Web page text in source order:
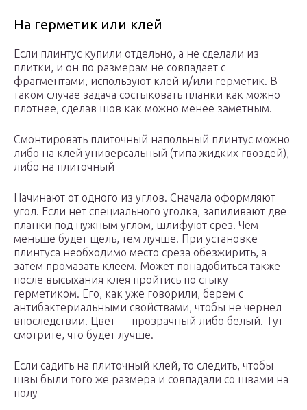
На герметик или клей
Если плинтус купили отдельно, а не сделали из
плитки, и он по размерам не совпадает с
фрагментами, используют клей и/или герметик. В
таком случае задача состыковать планки как можно
плотнее, сделав шов как можно менее заметным.
Смонтировать плиточный напольный плинтус можно
либо на клей универсальный (типа жидких гвоздей),
либо на плиточный
Начинают от одного из углов. Сначала оформляют
угол. Если нет специального уголка, запиливают две
планки под нужным углом, шлифуют срез. Чем
меньше будет щель, тем лучше. При установке
плинтуса необходимо место среза обезжирить, а
затем промазать клеем. Может понадобиться также
после высыхания клея пройтись по стыку
герметиком. Его, как уже говорили, берем с
антибактериальными свойствами, чтобы не чернел
впоследствии. Цвет — прозрачный либо белый. Тут
смотрите, что будет лучше.
Если садить на плиточный клей, то следить, чтобы
швы были того же размера и совпадали со швами на
полу